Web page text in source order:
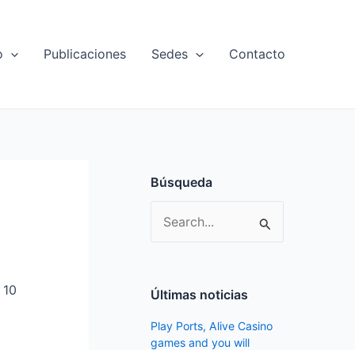
Publicaciones Sedes Contacto
Búsqueda
rÚltimas noticias
Play Ports, Alive Casino
games and you will